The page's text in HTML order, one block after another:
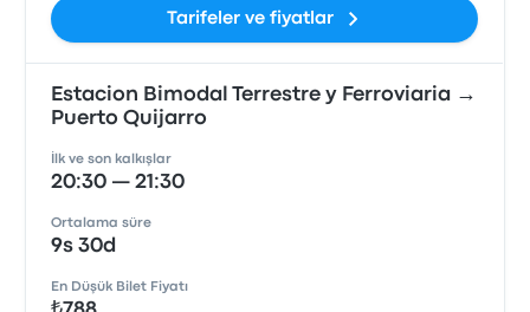
Tarifeler ve fiyatlar
Estacion Bimodal Terrestre y Ferroviaria →
Puerto Quijarro
İlk ve son kalkışlar
20:30 — 21:30
Ortalama süre
9s 30d
En Düşük Bilet Fiyatı